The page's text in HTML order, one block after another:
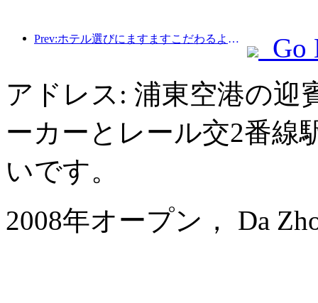
Prev:ホテル選びにますますこだわるようになりましたか?中級・高級ブランドはどれも細部にこだわっている
Go
アドレス: 浦東空港の迎
ーカーとレール交2番線
いです。
2008年オープン， Da